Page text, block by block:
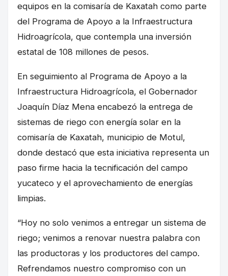
equipos en la comisaría de Kaxatah como parte
del Programa de Apoyo a la Infraestructura
Hidroagrícola, que contempla una inversión
estatal de 108 millones de pesos.
En seguimiento al Programa de Apoyo a la
Infraestructura Hidroagrícola, el Gobernador
Joaquín Díaz Mena encabezó la entrega de
sistemas de riego con energía solar en la
comisaría de Kaxatah, municipio de Motul,
donde destacó que esta iniciativa representa un
paso firme hacia la tecnificación del campo
yucateco y el aprovechamiento de energías
limpias.
“Hoy no solo venimos a entregar un sistema de
riego; venimos a renovar nuestra palabra con
las productoras y los productores del campo.
Refrendamos nuestro compromiso con un